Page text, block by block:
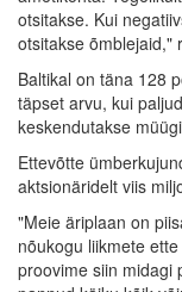
otsitakse. Kui
otsitakse õmblejaid,"
Baltikal on täna 128
täpset arvu, kui
keskendutakse
Ettevõtte
aktsionäridelt viis
"Meie äriplaan on
nõukogu liikmete
proovime siin midagi